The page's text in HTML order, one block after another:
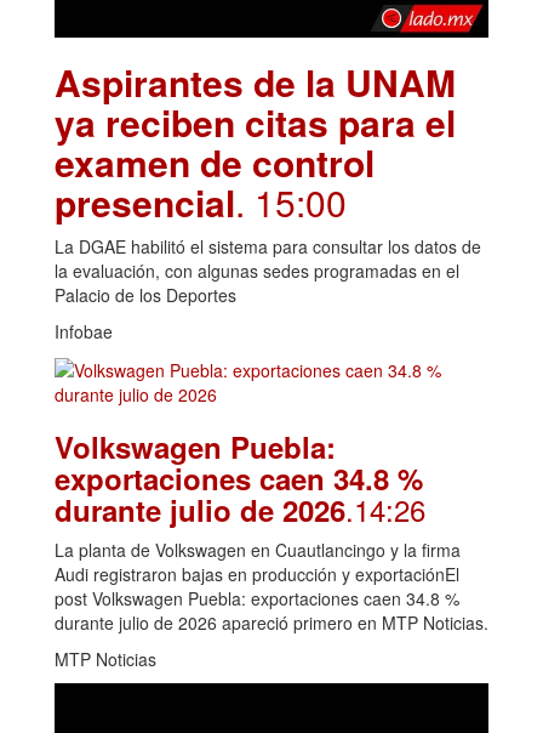
Aspirantes de la UNAM
ya reciben citas para el
examen de control
presencial. 15:00
La DGAE habilitó el sistema para consultar los datos de
la evaluación, con algunas sedes programadas en el
Palacio de los Deportes
Infobae
Volkswagen Puebla:
exportaciones caen 34.8 %
durante julio de 2026.14:26
La planta de Volkswagen en Cuautlancingo y la firma
Audi registraron bajas en producción y exportaciónEl
post Volkswagen Puebla: exportaciones caen 34.8 %
durante julio de 2026 apareció primero en MTP Noticias.
MTP Noticias